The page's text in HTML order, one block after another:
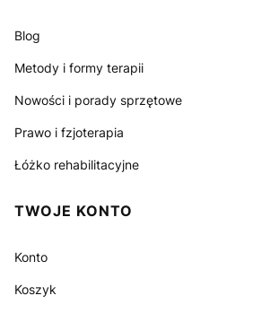
Blog
Metody i formy terapii
Nowości i porady sprzętowe
Prawo i fzjoterapia
Łóżko rehabilitacyjne
TWOJE KONTO
Konto
Koszyk